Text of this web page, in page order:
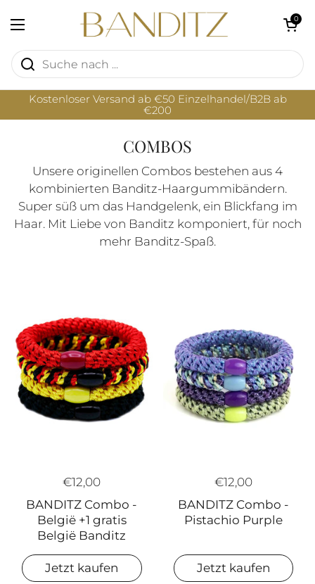
Menü öffnen
Warenkorb
0
Kostenloser Versand ab €50 Einzelhandel/B2B ab
€200
COMBOS
Unsere originellen Combos bestehen aus 4
kombinierten Banditz-Haargummibändern.
Super süß um das Handgelenk, ein Blickfang im
Haar. Mit Liebe von Banditz komponiert, für noch
mehr Banditz-Spaß.
€12,00
BANDITZ Combo -
België +1 gratis
België Banditz
Jetzt kaufen
€12,00
BANDITZ Combo -
Pistachio Purple
Jetzt kaufen